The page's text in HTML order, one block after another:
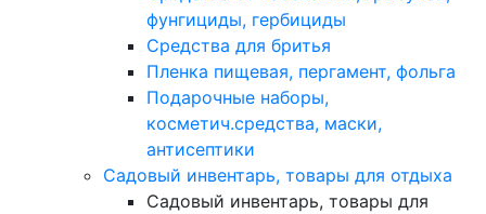
фунгициды, гербициды
Средства для бритья
Пленка пищевая, пергамент, фольга
Подарочные наборы,
косметич.средства, маски,
антисептики
Садовый инвентарь, товары для отдыха
Садовый инвентарь, товары для